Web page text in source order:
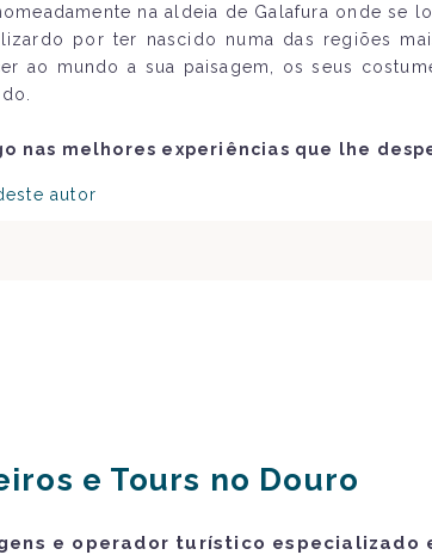
na aldeia de Galafura onde
por ter nascido numa das regiões
ao mundo a sua paisagem, os seus
nas melhores experiências que lhe
autor
e Tours no Douro
e operador turístico especializado